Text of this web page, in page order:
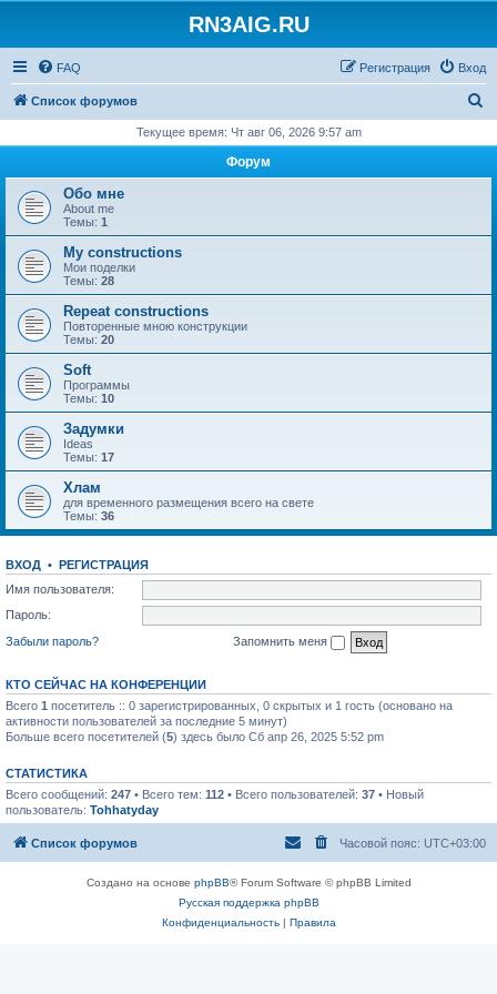
RN3AIG.RU
FAQ Вход
Регистрация
Список форумов
с
Текущее время: Чт авг 06, 2026 9:57 am
Форум
Обо мне
About me
Темы: 1
My constructions
Мои поделки
Темы: 28
Repeat constructions
Повторенные мною конструкции
Темы: 20
Soft
Программы
Темы: 10
Задумки
Ideas
Темы: 17
Хлам
для временного размещения всего на свете
Темы: 36
ВХОД • РЕГИСТРАЦИЯ
Имя пользователя:
Пароль:
Забыли пароль?
Запомнить меня
КТО СЕЙЧАС НА КОНФЕРЕНЦИИ
Всего 1 посетитель :: 0 зарегистрированных, 0 скрытых и 1 гость (основано на
активности пользователей за последние 5 минут)
Больше всего посетителей (5) здесь было Сб апр 26, 2025 5:52 pm
СТАТИСТИКА
Всего сообщений: 247 • Всего тем: 112 • Всего пользователей: 37 • Новый
пользователь: Tohhatyday
Список форумов Часовой пояс: UTC+03:00
Создано на основе phpBB® Forum Software © phpBB Limited
Русская поддержка phpBB
Конфиденциальность| Правила